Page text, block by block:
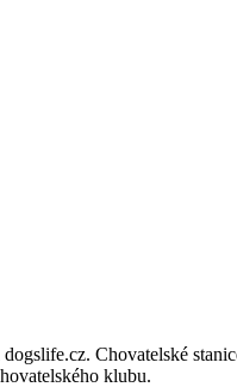
Chovatelské
klubu.